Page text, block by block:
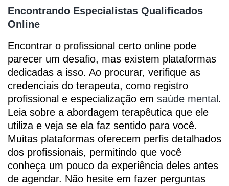
Encontrando Especialistas Qualificados
Online
Encontrar o profissional certo online pode
parecer um desafio, mas existem plataformas
dedicadas a isso. Ao procurar, verifique as
credenciais do terapeuta, como registro
profissional e especialização em saúde mental .
Leia sobre a abordagem terapêutica que ele
utiliza e veja se ela faz sentido para você.
Muitas plataformas oferecem perfis detalhados
dos profissionais, permitindo que você
conheça um pouco da experiência deles antes
de agendar. Não hesite em fazer perguntas